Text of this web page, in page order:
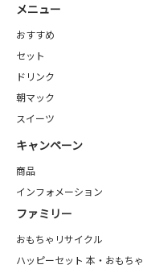
メニュー
おすすめ
セット
ドリンク
朝マック
スイーツ
キャンペーン
商品
インフォメーション
ファミリー
おもちゃリサイクル
ハッピーセット 本・おもち